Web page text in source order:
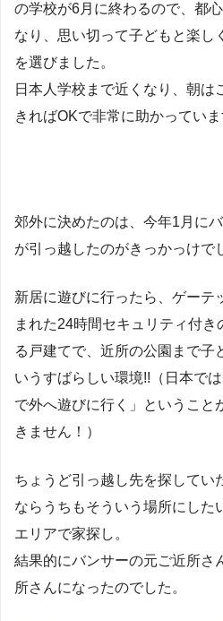
の学校が6月に終わるので、都
なり、思い切って子どもと楽し
を選びました。
日本人学校まで近くなり、朝は
きればOKで非常に助かっていま
郊外に決めたのは、今年1月に
が引っ越したのがきっかっけで
新居に遊びに行ったら、ゲーテ
まれた24時間セキュリティ付
る戸建てで、近所の公園まで子
いうすばらしい環境!!（日本で
で外へ遊びに行く」ということ
きません！）
ちょうど引っ越し先を探してい
ならうちもそういう場所にした
エリアで家探し。
結果的にバンサーの元ご近所さ
所さんになったのでした。